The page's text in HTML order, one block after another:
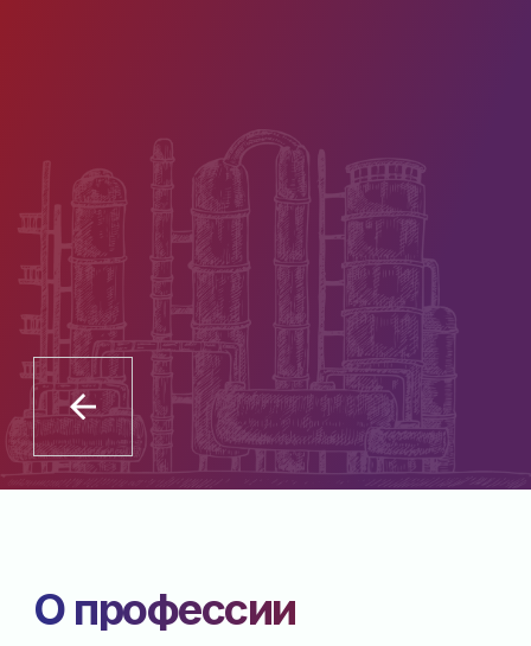
О профессии
Сотрудничаем с крупнейшими
предприятиями отрасли —
предоставляем студентам
практику в реальных условиях
и возможности для будущего
трудоустройства